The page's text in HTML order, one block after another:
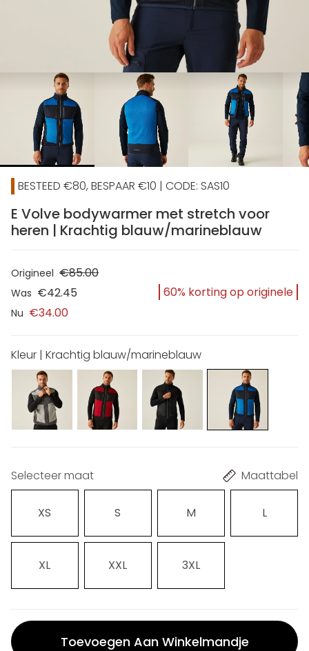
chevron_right
BESTEED €80, BESPAAR €10 | CODE: SAS10
E Volve bodywarmer met stretch voor
heren | Krachtig blauw/marineblauw
Origineel €85.00
Was €42.45
Nu €34.00
60% korting op originele
Kleur | Krachtig blauw/marineblauw
Selecteer maat Maattabel
XS S M L
XL XXL 3XL
Toevoegen Aan Winkelmandje